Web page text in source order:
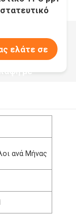
ελάτε σε
με
ανά Μήνας